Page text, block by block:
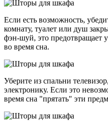
Если есть возможность,
комнату, туалет или душ
фэн-шуй, это предотвращает
во время сна.
Уберите из спальни
электронику. Если это
время сна "прятать" эти